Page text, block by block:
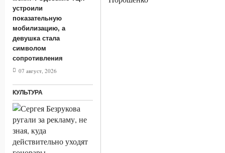
устроили
показательную
мобилизацию, а
девушка стала
символом
сопротивления
07 август, 2026
КУЛЬТУРА